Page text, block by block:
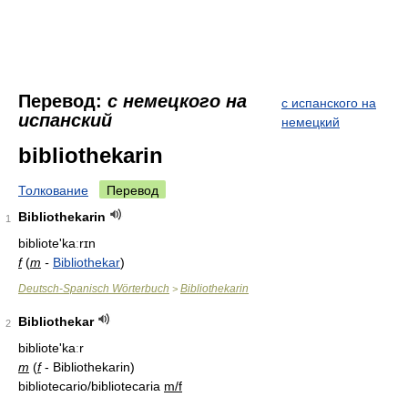
Перевод: с немецкого на
испанский
с испанского на
немецкий
bibliothekarin
Толкование Перевод
1
Bibliothekarin
bibliote'kaːrɪn
f(m - Bibliothekar)
Deutsch-Spanisch Wörterbuch > Bibliothekarin
2
Bibliothekar
bibliote'kaːr
m (f- Bibliothekarin)
bibliotecario/bibliotecaria m/f